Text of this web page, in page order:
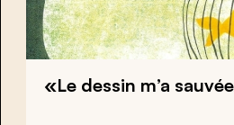
«Le dessin m’a